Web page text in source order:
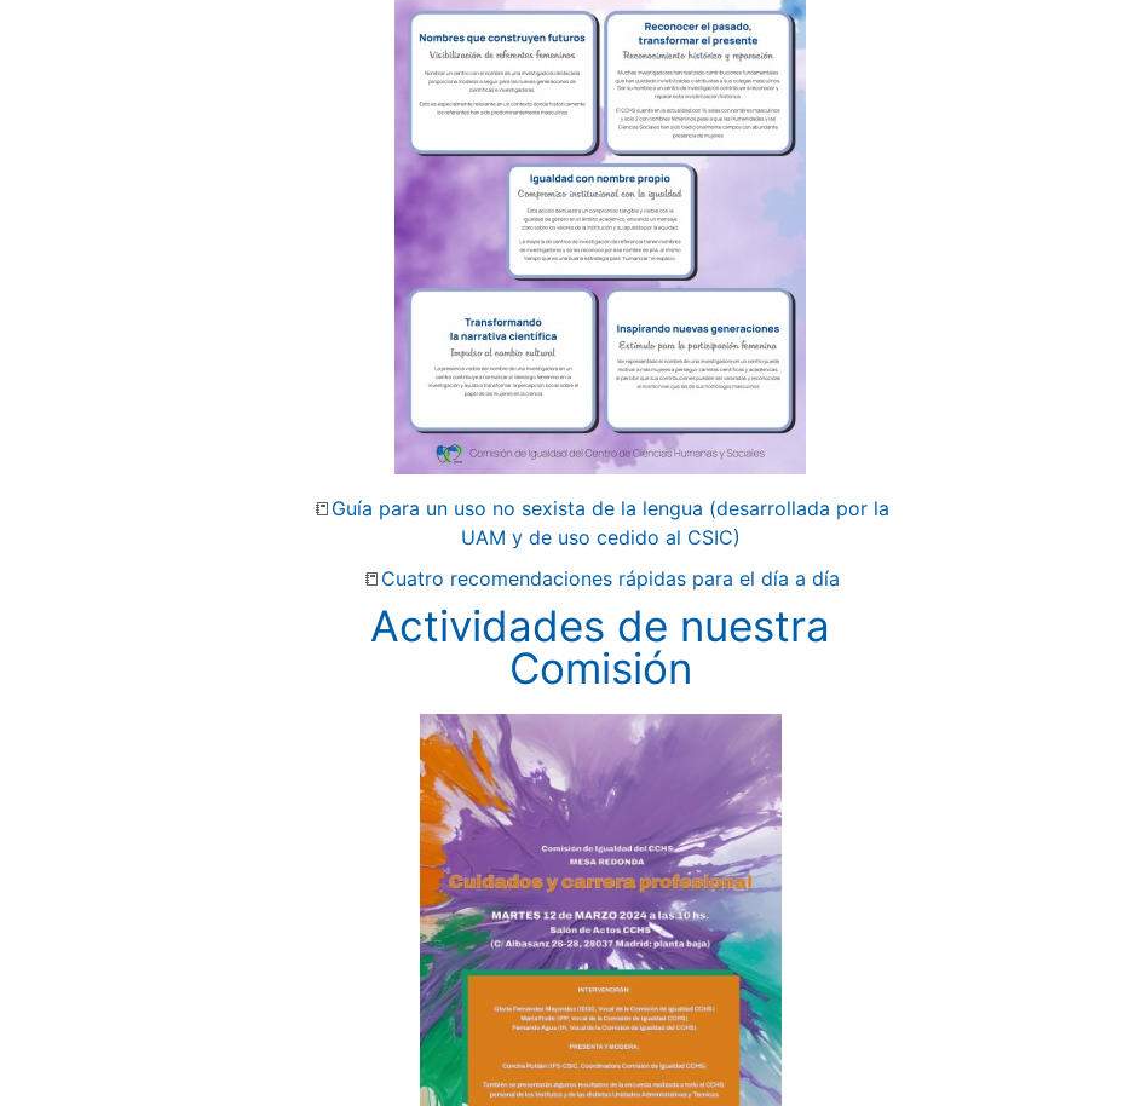
📒 Guía para un uso no sexista de la lengua (desarrollada por la
UAM y de uso cedido al CSIC)
📒 Cuatro recomendaciones rápidas para el día a día
Actividades de nuestra
Comisión